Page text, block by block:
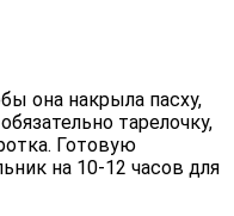
она накрыла пасху,
тарелочку,
Готовую
на 10-12 часов для